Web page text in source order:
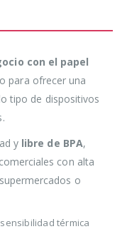
con el papel
para ofrecer una
tipo de dispositivos
y libre de BPA,
con alta
o
térmica